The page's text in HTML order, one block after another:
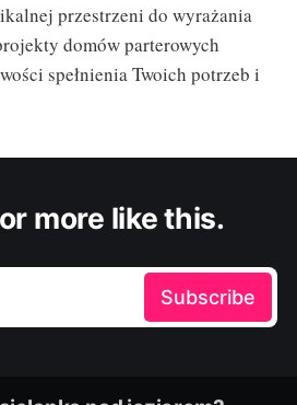
przestrzeni do wyrażania
domów parterowych
spełnienia Twoich potrzeb i
more like this.
Subscribe